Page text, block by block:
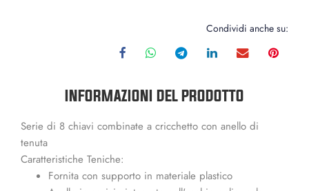
Condividi anche su:
INFORMAZIONI DEL PRODOTTO
Serie di 8 chiavi combinate a cricchetto con anello di
tenuta
Caratteristiche Teniche:
Fornita con supporto in materiale plastico